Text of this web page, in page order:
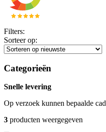
Filters:
Sorteer op:
Categorieën
Snelle levering
Op verzoek kunnen bepaalde
3 producten weergegeven